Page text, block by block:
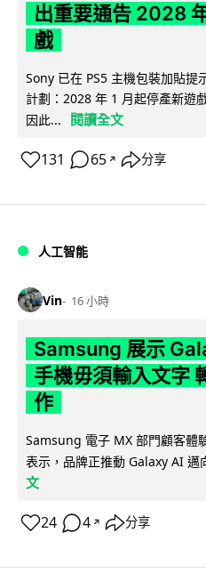
出重要通告 2028
戲
Sony 已在 PS5 主機包裝加貼提
計劃：2028 年 1 月起停產新遊
因此...
閱讀全文
131 65 ↗ 分享
人工智能
Vin 16 小時
Samsung 展示
手機毋須輸入文字
作
Samsung 電子 MX 部門顧客體
表示，品牌正推動 Galaxy AI
文
24 4 ↗ 分享